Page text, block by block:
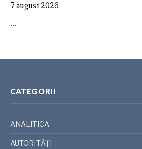
7 august 2026
…
CATEGORII
ANALITICA
AUTORITĂȚI